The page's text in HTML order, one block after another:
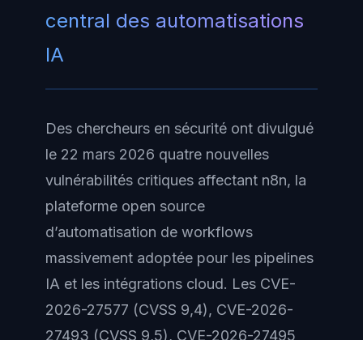
central des automatisations
IA
Des chercheurs en sécurité ont divulgué
le 22 mars 2026 quatre nouvelles
vulnérabilités critiques affectant n8n, la
plateforme open source
d’automatisation de workflows
massivement adoptée pour les pipelines
IA et les intégrations cloud. Les CVE-
2026-27577 (CVSS 9,4), CVE-2026-
27493 (CVSS 9,5), CVE-2026-27495